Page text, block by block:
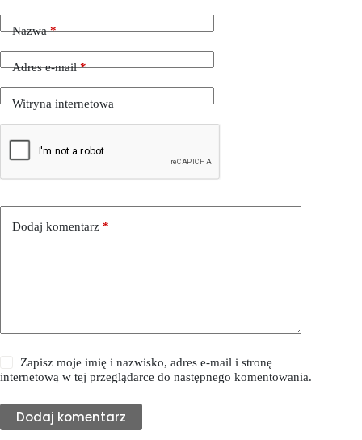
Nazwa*
Adres e-mail*
Witryna internetowa
Dodaj komentarz *
Zapisz moje imię i nazwisko, adres e-mail i stronę
internetową w tej przeglądarce do następnego komentowania.
Dodaj komentarz